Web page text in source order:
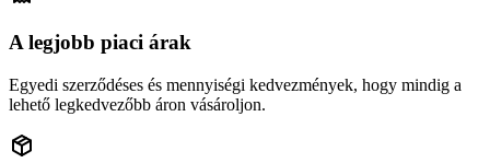
A legjobb piaci árak
Egyedi szerződéses és mennyiségi kedvezmények, hogy mindig a
lehető legkedvezőbb áron vásároljon.